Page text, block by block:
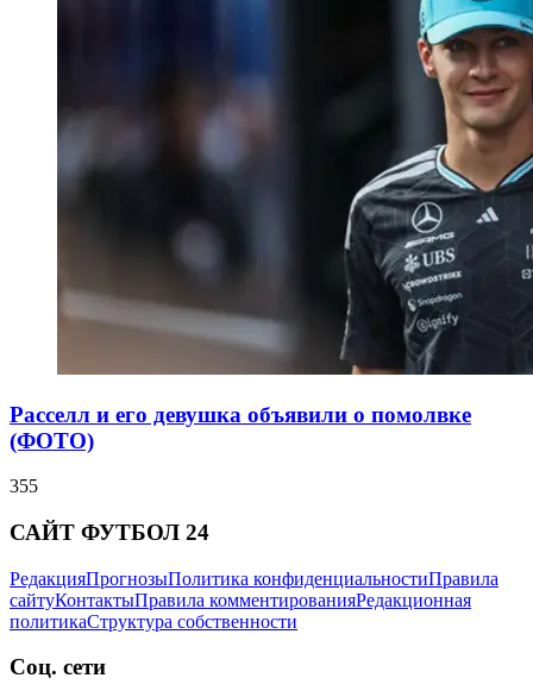
Расселл и его девушка объявили о помолвке
(ФОТО)
355
САЙТ ФУТБОЛ 24
РедакцияПрогнозыПолитика конфиденциальностиПравила
сайтуКонтактыПравила комментированияРедакционная
политикаСтруктура собственности
Соц. сети